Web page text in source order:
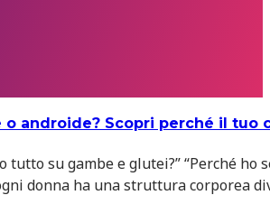
o androide? Scopri perché il
tutto su gambe e glutei?” “Perché
donna ha una struttura corporea